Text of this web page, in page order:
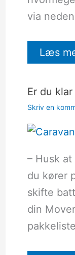
via
Læs
Er du
Skriv en
– Husk
du kører
skifte
din